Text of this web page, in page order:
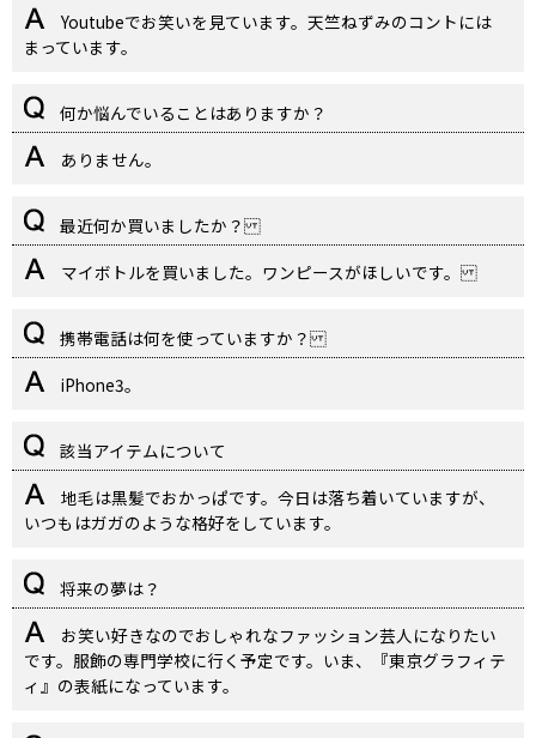
Youtubeでお笑いを見ています。天竺ねずみのコントには
まっています。
何か悩んでいることはありますか？
ありません。
最近何か買いましたか？
マイボトルを買いました。ワンピースがほしいです。
携帯電話は何を使っていますか？
iPhone3。
該当アイテムについて
地毛は黒髪でおかっぱです。今日は落ち着いていますが、
いつもはガガのような格好をしています。
将来の夢は？
お笑い好きなのでおしゃれなファッション芸人になりたい
です。服飾の専門学校に行く予定です。いま、『東京グラフィテ
ィ』の表紙になっています。